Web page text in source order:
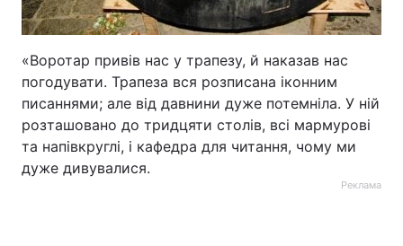
«Воротар привів нас у трапезу, й наказав нас
погодувати. Трапеза вся розписана іконним
писаннями; але від давнини дуже потемніла. У ній
розташовано до тридцяти столів, всі мармурові
та напівкруглі, і кафедра для читання, чому ми
дуже дивувалися.
Реклама